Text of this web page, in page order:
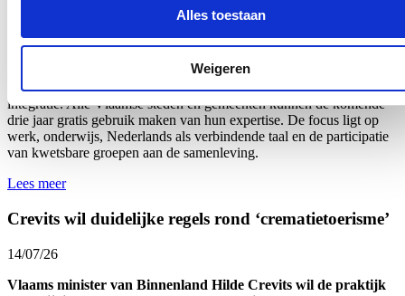
Alles toestaan
Weigeren
investeert 11,8 miljoen euro in organisaties die lokale besturen
ondersteunen bij het versterken van de lokale sociale cohesie en
integratie. Alle Vlaamse steden en gemeenten kunnen de komende
drie jaar gratis gebruik maken van hun expertise. De focus ligt op
werk, onderwijs, Nederlands als verbindende taal en de participatie
van kwetsbare groepen aan de samenleving.
Lees meer
Crevits wil duidelijke regels rond ‘crematietoerisme’
14/07/26
Vlaams minister van Binnenland Hilde Crevits wil de praktijk